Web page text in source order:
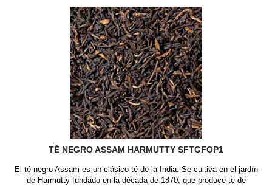
TÉ NEGRO ASSAM HARMUTTY SFTGFOP1
El té negro Assam es un clásico té de la India. Se cultiva en el jardín
de Harmutty fundado en la década de 1870, que produce té de